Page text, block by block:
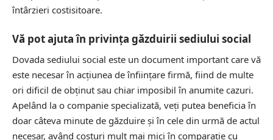
întârzieri costisitoare.
Vă pot ajuta în privinţa găzduirii sediului social
Dovada sediului social este un document important care vă
este necesar în acţiunea de înfiinţare firmă, fiind de multe
ori dificil de obţinut sau chiar imposibil în anumite cazuri.
Apelând la o companie specializată, veţi putea beneficia în
doar câteva minute de găzduire şi în cele din urmă de actul
necesar, având costuri mult mai mici în comparaţie cu